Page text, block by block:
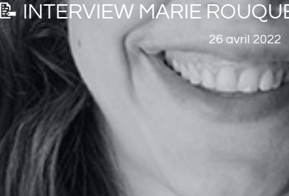
📝 INTERVIEW MARIE
26 avril 2022